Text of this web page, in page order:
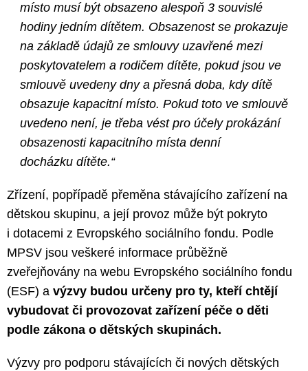
místo musí být obsazeno alespoň 3 souvislé
hodiny jedním dítětem. Obsazenost se prokazuje
na základě údajů ze smlouvy uzavřené mezi
poskytovatelem a rodičem dítěte, pokud jsou ve
smlouvě uvedeny dny a přesná doba, kdy dítě
obsazuje kapacitní místo. Pokud toto ve smlouvě
uvedeno není, je třeba vést pro účely prokázání
obsazenosti kapacitního místa denní
docházku dítěte.“
Zřízení, popřípadě přeměna stávajícího zařízení na
dětskou skupinu, a její provoz může být pokryto
i dotacemi z Evropského sociálního fondu. Podle
MPSV jsou veškeré informace průběžně
zveřejňovány na webu Evropského sociálního fondu
(ESF) a výzvy budou určeny pro ty, kteří chtějí
vybudovat či provozovat zařízení péče o děti
podle zákona o dětských skupinách.
Výzvy pro podporu stávajících či nových dětských